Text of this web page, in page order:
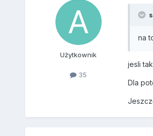
Użytkownik
35
na
jesli
Dla